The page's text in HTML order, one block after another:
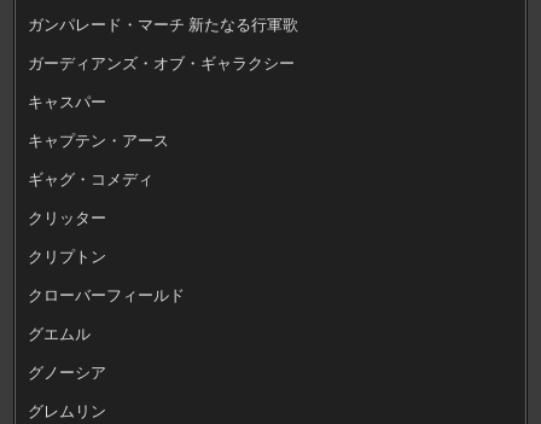
ガンパレード・マーチ 新たなる行軍歌
ガーディアンズ・オブ・ギャラクシー
キャスパー
キャプテン・アース
ギャグ・コメディ
クリッター
クリプトン
クローバーフィールド
グエムル
グノーシア
グレムリン